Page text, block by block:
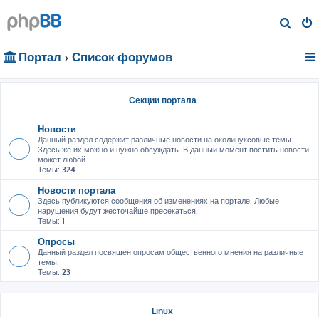
о
Портал Список форумов
Секции портала
Новости
Данный раздел содержит различные новости на околинуксовые темы.
Здесь же их можно и нужно обсуждать. В данный момент постить новости
может любой.
Темы: 324
Новости портала
Здесь публикуются сообщения об изменениях на портале. Любые
нарушения будут жесточайше пресекаться.
Темы: 1
Опросы
Данный раздел посвящен опросам общественного мнения на различные
темы.
Темы: 23
Linux